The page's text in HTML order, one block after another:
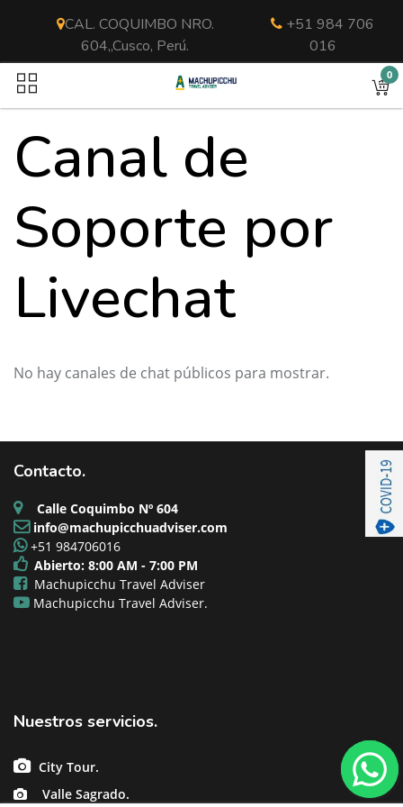
CAL. COQUIMBO NRO.
604,,Cusco, Perú.
+51 984 706
016
0
Canal de
Soporte por
Livechat
No hay canales de chat públicos para mostrar.
Contacto.
Calle Coquimbo Nº 604
info@machupicchuadviser.com
+51 984706016
Abierto: 8:00 AM - 7:00 PM
Machupicchu Travel Adviser
Machupicchu Travel Adviser.
Nuestros servicios.
City Tour.
Valle Sagrado.